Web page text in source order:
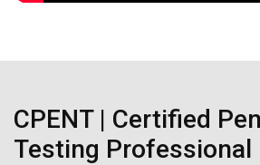
CPENT | Certified
Testing Professional